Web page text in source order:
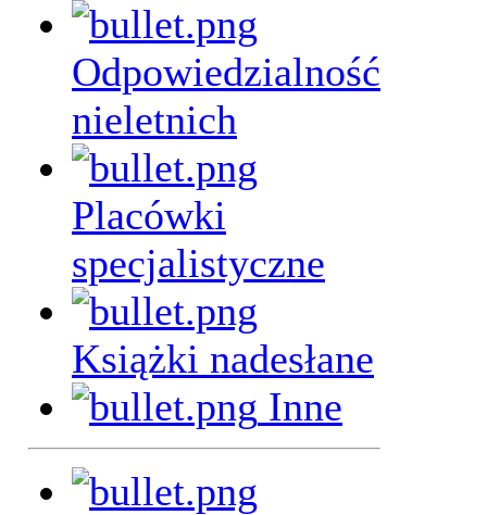
Odpowiedzialność
nieletnich
Placówki
specjalistyczne
Książki nadesłane
Inne